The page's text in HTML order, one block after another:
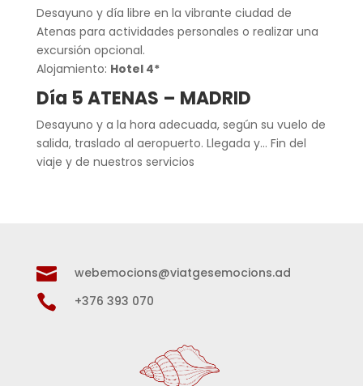
Desayuno y día libre en la vibrante ciudad de
Atenas para actividades personales o realizar una
excursión opcional.
Alojamiento: Hotel 4*
Día 5 ATENAS – MADRID
Desayuno y a la hora adecuada, según su vuelo de
salida, traslado al aeropuerto. Llegada y… Fin del
viaje y de nuestros servicios
 webemocions@viatgesemocions.ad
 +376 393 070